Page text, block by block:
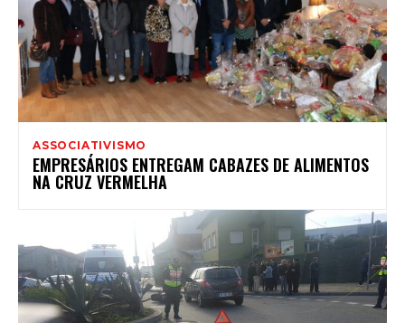
ASSOCIATIVISMO
EMPRESÁRIOS ENTREGAM CABAZES DE ALIMENTOS
NA CRUZ VERMELHA